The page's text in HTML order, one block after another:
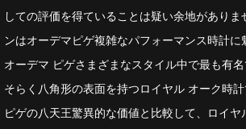
しての評価を得ていることは疑い余地があり
ンはオーデマピゲ複雑なパフォーマンス時計に
オーデマ ピゲさまざまなスタイル中で最も有
そらく八角形の表面を持つロイヤル オーク時
ピゲの八天王驚異的な価値と比較して、ロイヤ